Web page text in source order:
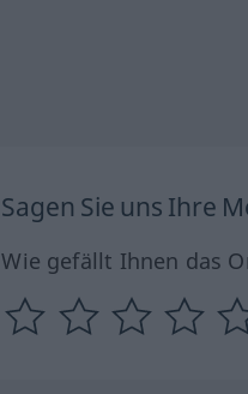
Sagen Sie uns Ihre
Wie gefällt Ihnen das